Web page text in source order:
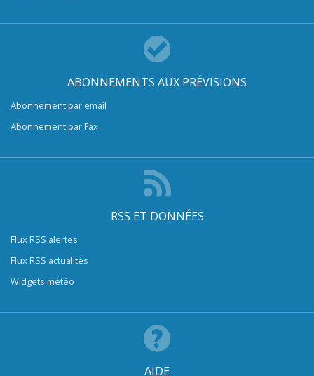
ABONNEMENTS AUX PRÉVISIONS
Abonnement par email
Abonnement par Fax
RSS ET DONNÉES
Flux RSS alertes
Flux RSS actualités
Widgets météo
AIDE